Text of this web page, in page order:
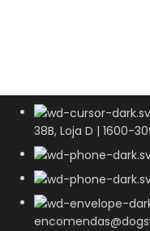
38B, Loja D | 1600-